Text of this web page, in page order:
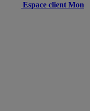
Espace client Mon